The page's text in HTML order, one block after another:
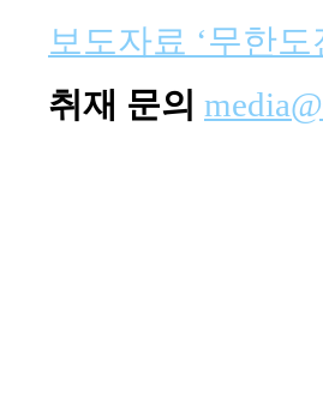
보도자료 ‘무한
취재 문의